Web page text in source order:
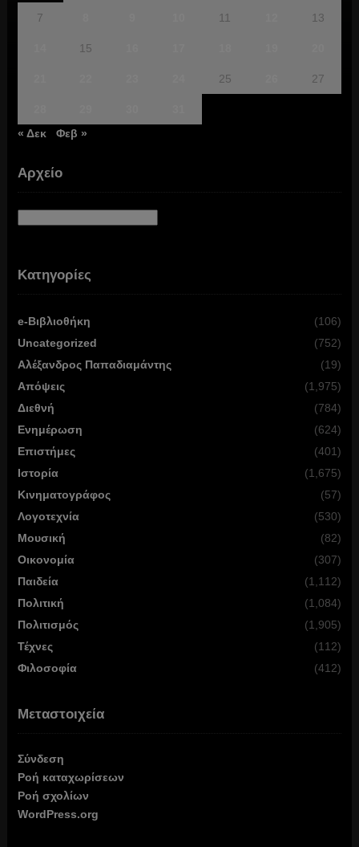
7 11 13
15
25 27
« Δεκ
Φεβ »
Αρχείο
Κατηγορίες
e-Βιβλιοθήκη
(106)
Uncategorized
(752)
Αλέξανδρος Παπαδιαμάντης
(19)
Απόψεις
(1,975)
Διεθνή
(784)
Ενημέρωση
(624)
Επιστήμες
(401)
Ιστορία
(1,675)
Κινηματογράφος
(57)
Λογοτεχνία
(530)
Μουσική
(82)
Οικονομία
(307)
Παιδεία
(1,112)
Πολιτική
(1,084)
Πολιτισμός
(1,905)
Τέχνες
(112)
Φιλοσοφία
(412)
Μεταστοιχεία
Σύνδεση
Ροή καταχωρίσεων
Ροή σχολίων
WordPress.org